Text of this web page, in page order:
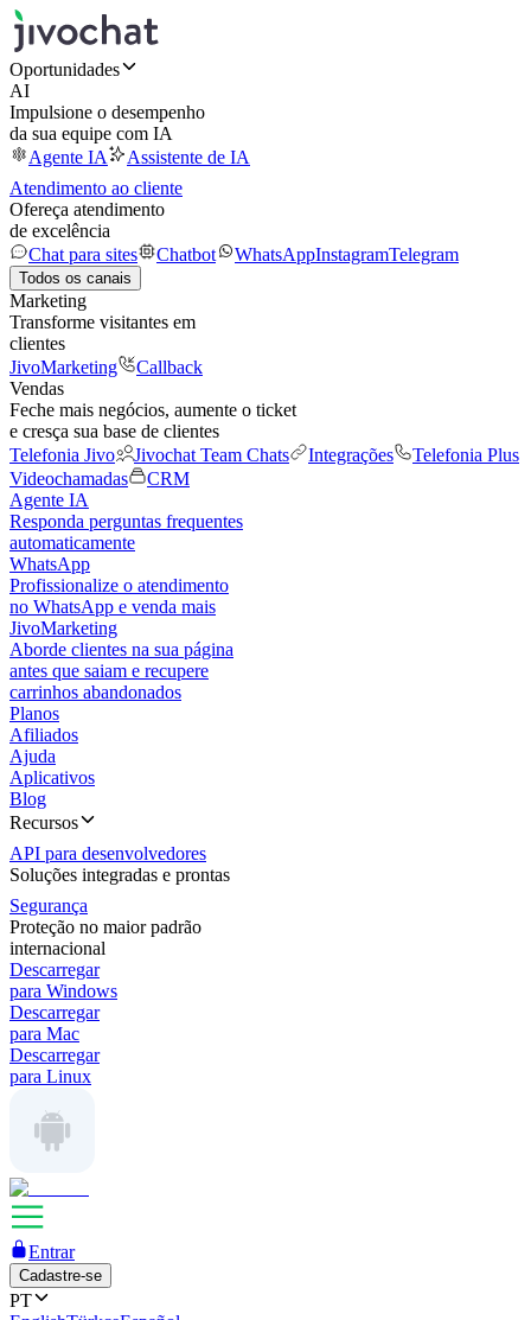
Oportunidades
AI
Impulsione o desempenho
da sua equipe com IA
Agente IA
Assistente de IA
Atendimento ao cliente
Ofereça atendimento
de excelência
Chat para sites
Chatbot WhatsAppInstagramTelegram
Todos os canais
Marketing
Transforme visitantes em
clientes
JivoMarketing
Callback
Vendas
Feche mais negócios, aumente o ticket
e cresça sua base de clientes
Telefonia Jivo
Jivochat Team Chats Integrações
Telefonia Plus
Videochamadas
CRM
Agente IA
Responda perguntas frequentes
automaticamente
WhatsApp
Profissionalize o atendimento
no WhatsApp e venda mais
JivoMarketing
Aborde clientes na sua página
antes que saiam e recupere
carrinhos abandonados
Planos
Afiliados
Ajuda
Aplicativos
Blog
Recursos
API para desenvolvedores
Soluções integradas e prontas
Segurança
Proteção no maior padrão
internacional
Descarregar
para Windows
Descarregar
para Mac
Descarregar
para Linux
Entrar
Cadastre-se
PT